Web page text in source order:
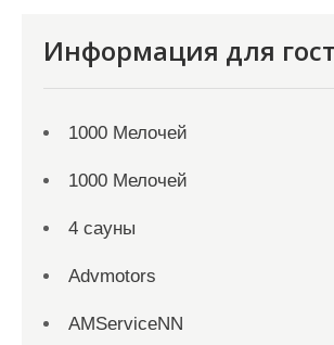
Информация для
1000 Мелочей
1000 Мелочей
4 сауны
Advmotors
AMServiceNN